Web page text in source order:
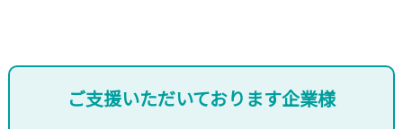
ご支援いただいております企業様